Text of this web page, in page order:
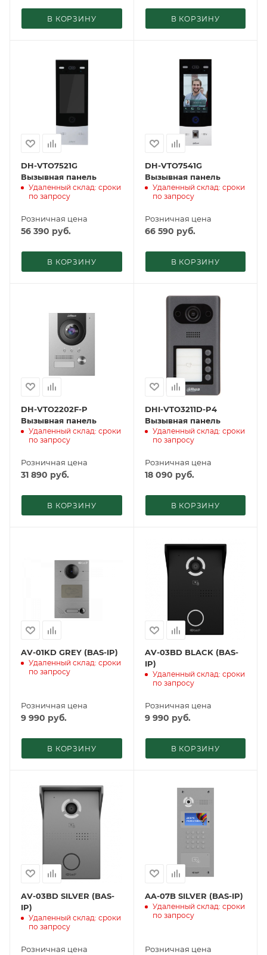
В КОРЗИНУ В КОРЗИНУ
DH-VTO7521G
Вызывная панель
Удаленный склад: сроки
по запросу
Розничная цена
56 390 руб.
В КОРЗИНУ
DH-VTO7541G
Вызывная панель
Удаленный склад: сроки
по запросу
Розничная цена
66 590 руб.
В КОРЗИНУ
DH-VTO2202F-P
Вызывная панель
Удаленный склад: сроки
по запросу
Розничная цена
31 890 руб.
В КОРЗИНУ
DHI-VTO3211D-P4
Вызывная панель
Удаленный склад: сроки
по запросу
Розничная цена
18 090 руб.
В КОРЗИНУ
AV-01KD GREY (BAS-IP)
Удаленный склад: сроки
по запросу
Розничная цена
9 990 руб.
В КОРЗИНУ
AV-03BD BLACK (BAS-
IP)
Удаленный склад: сроки
по запросу
Розничная цена
9 990 руб.
В КОРЗИНУ
AV-03BD SILVER (BAS-
IP)
Удаленный склад: сроки
по запросу
Розничная цена
AA-07B SILVER (BAS-IP)
Удаленный склад: сроки
по запросу
Розничная цена